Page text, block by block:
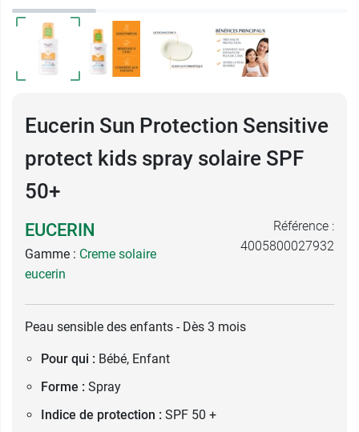
Eucerin Sun Protection Sensitive
protect kids spray solaire SPF
50+
EUCERIN
Gamme : Creme solaire
eucerin
Référence :
4005800027932
Peau sensible des enfants - Dès 3 mois
Pour qui : Bébé, Enfant
Forme : Spray
Indice de protection : SPF 50 +